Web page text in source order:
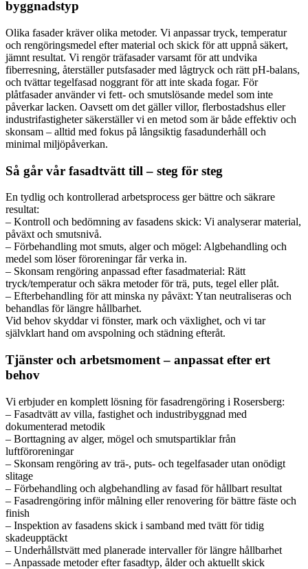
byggnadstyp
Olika fasader kräver olika metoder. Vi anpassar tryck, temperatur
och rengöringsmedel efter material och skick för att uppnå säkert,
jämnt resultat. Vi rengör träfasader varsamt för att undvika
fiberresning, återställer putsfasader med lågtryck och rätt pH-balans,
och tvättar tegelfasad noggrant för att inte skada fogar. För
plåtfasader använder vi fett- och smutslösande medel som inte
påverkar lacken. Oavsett om det gäller villor, flerbostadshus eller
industrifastigheter säkerställer vi en metod som är både effektiv och
skonsam – alltid med fokus på långsiktig fasadunderhåll och
minimal miljöpåverkan.
Så går vår fasadtvätt till – steg för steg
En tydlig och kontrollerad arbetsprocess ger bättre och säkrare
resultat:
– Kontroll och bedömning av fasadens skick: Vi analyserar material,
påväxt och smutsnivå.
– Förbehandling mot smuts, alger och mögel: Algbehandling och
medel som löser föroreningar får verka in.
– Skonsam rengöring anpassad efter fasadmaterial: Rätt
tryck/temperatur och säkra metoder för trä, puts, tegel eller plåt.
– Efterbehandling för att minska ny påväxt: Ytan neutraliseras och
behandlas för längre hållbarhet.
Vid behov skyddar vi fönster, mark och växlighet, och vi tar
självklart hand om avspolning och städning efteråt.
Tjänster och arbetsmoment – anpassat efter ert
behov
Vi erbjuder en komplett lösning för fasadrengöring i Rosersberg:
– Fasadtvätt av villa, fastighet och industribyggnad med
dokumenterad metodik
– Borttagning av alger, mögel och smutspartiklar från
luftföroreningar
– Skonsam rengöring av trä-, puts- och tegelfasader utan onödigt
slitage
– Förbehandling och algbehandling av fasad för hållbart resultat
– Fasadrengöring inför målning eller renovering för bättre fäste och
finish
– Inspektion av fasadens skick i samband med tvätt för tidig
skadeupptäckt
– Underhållstvätt med planerade intervaller för längre hållbarhet
– Anpassade metoder efter fasadtyp, ålder och aktuellt skick